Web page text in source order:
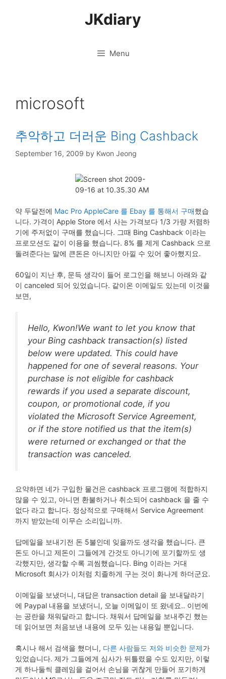
JKdiary
Menu
microsoft
추악하고 더러운 Bing Cashback
September 16, 2009 by Kwon Jeong
약 두달전에 Mac Pro AppleCare 를 Ebay 를 통해서 구매했습
니다. 가격이 Apple Store 에서 사는 가격보다 1/3 가량 저렴하
기에 주저없이 구매를 했습니다. 그때 Bing Cashback 이라는
프로모션도 같이 이용을 했습니다. 8% 를 제게 Cashback 으로
돌려준다는 말에 큰돈은 아니지만 아낄 수 있어 좋아했지요.
60일이 지난 후, 문득 생각이 들어 로그인을 해보니 아래와 같
이 canceled 되어 있었습니다. 같이온 이메일도 있는데 이것을
보면,
Hello, Kwon!We want to let you know that
your Bing cashback transaction(s) listed
below were updated. This could have
happened for one of several reasons. Your
purchase is not eligible for cashback
rewards if you used a separate discount,
coupon, or promotional code, if you
violated the Microsoft Service Agreement,
or if the store notified us that the item(s)
were returned or exchanged or that the
transaction was canceled.
요약하면 네가 구입한 물건은 cashback 프로그램에 적합하지
않을 수 있고, 아니면 환불하거나 취소되어 cashback 을 줄 수
없다 라고 합니다. 정상적으로 구매해서 Service Agreement
까지 받았는데 이무슨 소리입니까.
답메일을 보내기전 돈 5불인데 잊을까도 생각을 했습니다. 큰
돈도 아니고 제돈이 그들에게 간것도 아니기에 포기할까도 생
각했지만, 생각할 수록 괴씸했습니다. Bing 이라는 거대
Microsoft 회사가 이처럼 치졸하게 구는 것이 화나게 하더군요.
이메일을 보냈더니, 대답은 transaction detail 을 보내달라기
에 Paypal 내용을 보냈더니, 오늘 이메일이 또 왔네요.. 이번에
는 공란을 채워달라고 합니다. 채워서 답메일을 보내주긴 했는
데 읽어보면 처음보낸 내용에 모두 있는 내용일 뿐입니다.
혹시나 해서 검색을 했더니, 다른 사람들도 저와 비슷한 문제가
있었습니다. 제가 그들에게 심사가 뒤틀렸을 수도 있지만, 이렇
게 하나둘씩 클레임을 걸어서 손님을 귀찮게 만들어 포기하게